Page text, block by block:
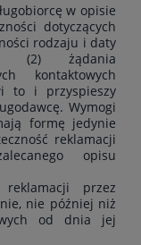
w opisie
dotyczących
rodzaju i daty
(2) żądania
kontaktowych
to i przyspieszy
Wymogi
formę jedynie
reklamacji
opisu
przez
nie później niż
od dnia jej